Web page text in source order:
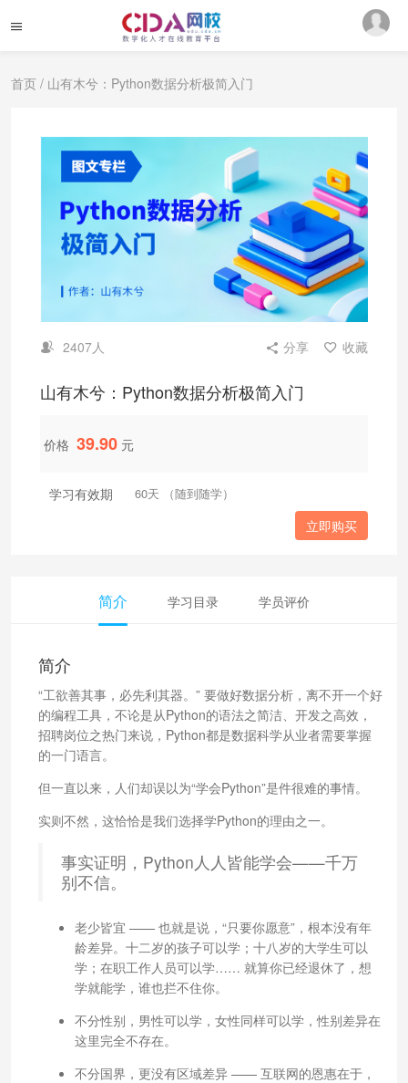
首页 / 山有木兮：Python数据分析极简入门
2407人 分享 收藏
山有木兮：Python数据分析极简入门
价格 39.90 元
学习有效期 60天 （随到随学）
立即购买
简介 学习目录 学员评价
简介
“工欲善其事，必先利其器。” 要做好数据分析，离不开一个好
的编程工具，不论是从Python的语法之简洁、开发之高效，
招聘岗位之热门来说，Python都是数据科学从业者需要掌握
的一门语言。
但一直以来，人们却误以为“学会Python”是件很难的事情。
实则不然，这恰恰是我们选择学Python的理由之一。
事实证明，Python人人皆能学会——千万
别不信。
老少皆宜 —— 也就是说，“只要你愿意”，根本没有年
龄差异。十二岁的孩子可以学；十八岁的大学生可以
学；在职工作人员可以学…… 就算你已经退休了，想
学就能学，谁也拦不住你。
不分性别，男性可以学，女性同样可以学，性别差异在
这里完全不存在。
不分国界，更没有区域差异 —— 互联网的恩惠在于，